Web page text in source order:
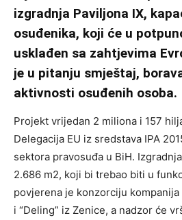
izgradnja Paviljona IX,
osuđenika, koji će u
usklađen sa zahtjevima
je u pitanju smještaj,
aktivnosti osuđenih osoba.
Projekt vrijedan 2 miliona i 157
Delegacija EU iz sredstava IPA
sektora pravosuđa u BiH.
2.686 m2, koji bi trebao biti u
povjerena je konzorciju kompanija
i “Deling” iz Zenice, a nadzor će